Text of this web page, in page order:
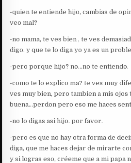
-quien te entiende hijo, cambias de
veo mal?
-no mama, te ves bien , te ves
digo. y que te lo diga yo ya es un
-pero porque hijo? no…no te entiendo.
-como te lo explico ma? te ves muy
ves muy bien, pero tambien a mis ojos
buena…perdon pero eso me haces
-no lo digas asi hijo. por favor.
-pero es que no hay otra forma de
diga, que me haces dejar de mirarte
y si logras eso, créeme que a mi papa